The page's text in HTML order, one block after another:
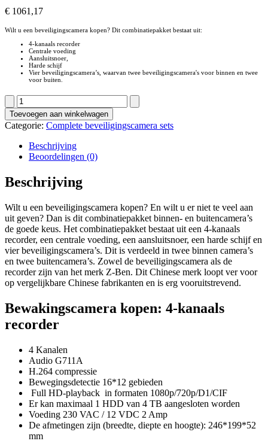
€ 1061,17
Wilt u een beveiligingscamera kopen? Dit combinatiepakket bestaat uit:
4-kanaals recorder
Centrale voeding
Aansluitsnoer,
Harde schijf
Vier beveiligingscamera’s, waarvan twee beveiligingscamera's voor binnen en twee
voor buiten.
Beveiligingscamera
kopen:
combinatie
pakket
aantal
Toevoegen aan winkelwagen
Categorie: Complete beveiligingscamera sets
Beschrijving
Beoordelingen (0)
Beschrijving
Wilt u een beveiligingscamera kopen? En wilt u er niet te veel aan
uit geven? Dan is dit combinatiepakket binnen- en buitencamera’s
de goede keus. Het combinatiepakket bestaat uit een 4-kanaals
recorder, een centrale voeding, een aansluitsnoer, een harde schijf en
vier beveiligingscamera’s. Dit is verdeeld in twee binnen camera’s
en twee buitencamera’s. Zowel de beveiligingscamera als de
recorder zijn van het merk Z-Ben. Dit Chinese merk loopt ver voor
op vergelijkbare Chinese fabrikanten en is erg vooruitstrevend.
Bewakingscamera kopen: 4-kanaals
recorder
4 Kanalen
Audio G711A
H.264 compressie
Bewegingsdetectie 16*12 gebieden
Full HD-playback in formaten 1080p/720p/D1/CIF
Er kan maximaal 1 HDD van 4 TB aangesloten worden
Voeding 230 VAC / 12 VDC 2 Amp
De afmetingen zijn (breedte, diepte en hoogte): 246*199*52
mm